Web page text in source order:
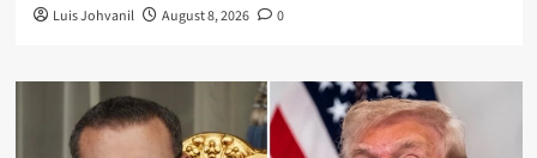
Luis Johvanil August 8, 2026 0